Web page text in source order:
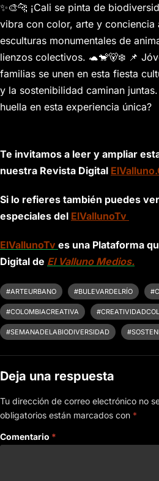
✨🎨🐆 ¡Cali se pinta de
vibra con color, arte y conciencia
esculturas monumentales de
lienzos colectivos. 🐢🐒🐻‍❄️ 📌
familias se unen en esta fiesta
y la sostenibilidad caminan
huella en esta experiencia única?
Te invitamos a leer y ampliar
nuestra Revista Digital
Si lo refieres también puedes
especiales del ElVallunoTv
ElVallunoTv es una Plataforma
Digital de El Valluno Medios.
#ARTEURBANO #BULEVARDELRÍO
#COLOMBIACREATIVA
#SEMANADELABIODIVERSIDAD
Deja una respuesta
Tu dirección de correo electrónico no
obligatorios están marcados con *
Comentario *